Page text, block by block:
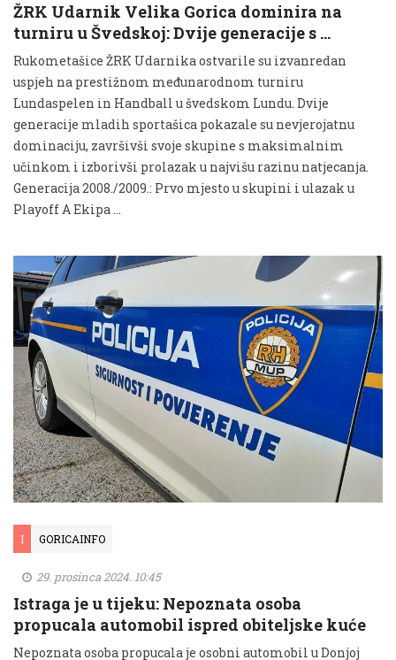
ŽRK Udarnik Velika Gorica dominira na
turniru u Švedskoj: Dvije generacije s …
Rukometašice ŽRK Udarnika ostvarile su izvanredan
uspjeh na prestižnom međunarodnom turniru
Lundaspelen in Handball u švedskom Lundu. Dvije
generacije mladih sportašica pokazale su nevjerojatnu
dominaciju, završivši svoje skupine s maksimalnim
učinkom i izborivši prolazak u najvišu razinu natjecanja.
Generacija 2008./2009.: Prvo mjesto u skupini i ulazak u
Playoff A Ekipa …
I GORICAINFO
29. prosinca 2024. 10:45
Istraga je u tijeku: Nepoznata osoba
propucala automobil ispred obiteljske kuće
Nepoznata osoba propucala je osobni automobil u Donjoj